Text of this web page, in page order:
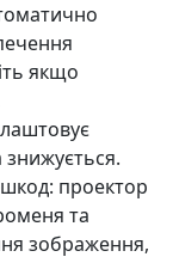
якщо
знижується.
проектор
та
зображення,